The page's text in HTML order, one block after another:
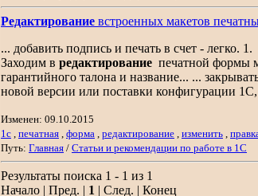
Редактирование встроенных макетов
... добавить подпись и печать в счет -
Заходим в редактирование печатной формы
гарантийного талона и название... ...
новой версии или поставки конфигурации 1С,
Изменен: 09.10.2015
1с печатная форма редактирование изменить
Путь: Главная / Статьи и рекомендации по работе в 1С
Результаты поиска 1 - 1 из 1
Начало | Пред. | 1 | След. | Конец